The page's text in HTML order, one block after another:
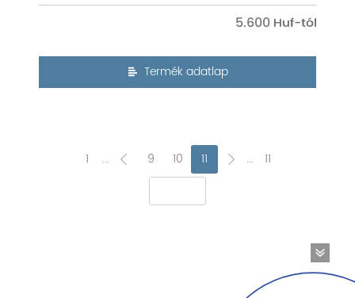
5.600
Termék adatlap
1 ... 9 10 11 ... 11